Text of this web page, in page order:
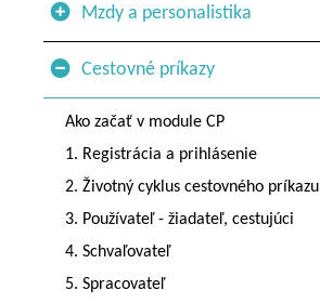
Mzdy a personalistika
Cestovné príkazy
Ako začať v module CP
1. Registrácia a prihlásenie
2. Životný cyklus cestovného príkazu
3. Používateľ - žiadateľ, cestujúci
4. Schvaľovateľ
5. Spracovateľ